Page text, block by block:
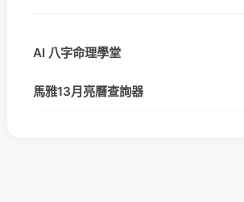
AI 八字命理學堂
馬雅13月亮曆查詢器